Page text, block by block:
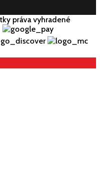
práva vyhradené